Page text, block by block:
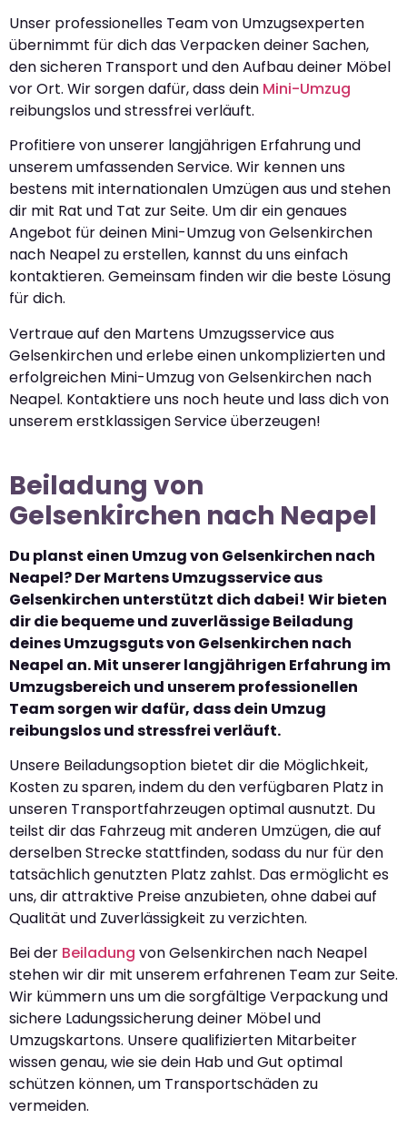
Unser professionelles Team von Umzugsexperten
übernimmt für dich das Verpacken deiner Sachen,
den sicheren Transport und den Aufbau deiner Möbel
vor Ort. Wir sorgen dafür, dass dein Mini-Umzug
reibungslos und stressfrei verläuft.
Profitiere von unserer langjährigen Erfahrung und
unserem umfassenden Service. Wir kennen uns
bestens mit internationalen Umzügen aus und stehen
dir mit Rat und Tat zur Seite. Um dir ein genaues
Angebot für deinen Mini-Umzug von Gelsenkirchen
nach Neapel zu erstellen, kannst du uns einfach
kontaktieren. Gemeinsam finden wir die beste Lösung
für dich.
Vertraue auf den Martens Umzugsservice aus
Gelsenkirchen und erlebe einen unkomplizierten und
erfolgreichen Mini-Umzug von Gelsenkirchen nach
Neapel. Kontaktiere uns noch heute und lass dich von
unserem erstklassigen Service überzeugen!
Beiladung von
Gelsenkirchen nach Neapel
Du planst einen Umzug von Gelsenkirchen nach
Neapel? Der Martens Umzugsservice aus
Gelsenkirchen unterstützt dich dabei! Wir bieten
dir die bequeme und zuverlässige Beiladung
deines Umzugsguts von Gelsenkirchen nach
Neapel an. Mit unserer langjährigen Erfahrung im
Umzugsbereich und unserem professionellen
Team sorgen wir dafür, dass dein Umzug
reibungslos und stressfrei verläuft.
Unsere Beiladungsoption bietet dir die Möglichkeit,
Kosten zu sparen, indem du den verfügbaren Platz in
unseren Transportfahrzeugen optimal ausnutzt. Du
teilst dir das Fahrzeug mit anderen Umzügen, die auf
derselben Strecke stattfinden, sodass du nur für den
tatsächlich genutzten Platz zahlst. Das ermöglicht es
uns, dir attraktive Preise anzubieten, ohne dabei auf
Qualität und Zuverlässigkeit zu verzichten.
Bei der Beiladung von Gelsenkirchen nach Neapel
stehen wir dir mit unserem erfahrenen Team zur Seite.
Wir kümmern uns um die sorgfältige Verpackung und
sichere Ladungssicherung deiner Möbel und
Umzugskartons. Unsere qualifizierten Mitarbeiter
wissen genau, wie sie dein Hab und Gut optimal
schützen können, um Transportschäden zu
vermeiden.